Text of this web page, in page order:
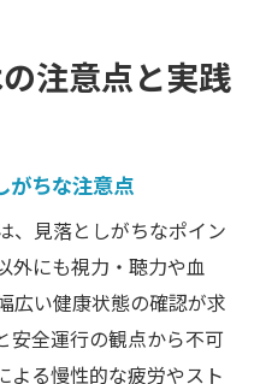
注意点と実践
がちな注意点
、見落としがちなポイン
外にも視力・聴力や血
広い健康状態の確認が求
安全運行の観点から不可
よる慢性的な疲労やスト